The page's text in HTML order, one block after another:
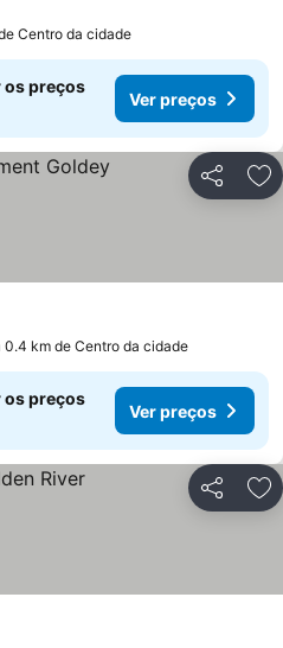
Centro da cidade
os preços
Ver preços
Partilhar
0.4 km de Centro da cidade
os preços
Ver preços
Partilhar